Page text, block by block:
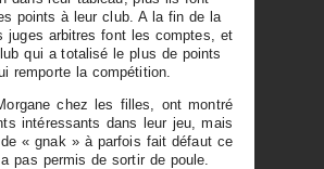
points à leur club. A la fin de la
juges arbitres font les comptes, et
qui a totalisé le plus de points
remporte la compétition.
chez les filles, ont montré
intéressants dans leur jeu, mais
« gnak » à parfois fait défaut ce
pas permis de sortir de poule.